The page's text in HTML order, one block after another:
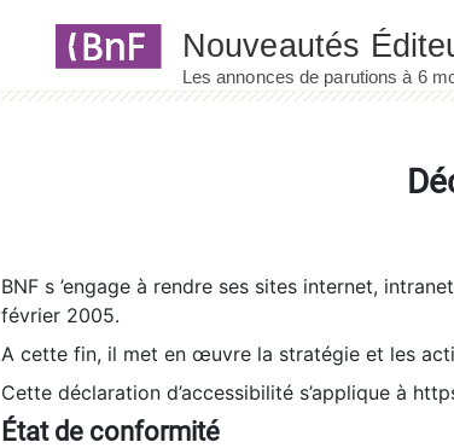
BNF s ’engage à rendre ses sites internet,
février 2005.
A cette fin, il met en œuvre la stratégie et les
Cette déclaration d’accessibilité s’applique à
État de conformité